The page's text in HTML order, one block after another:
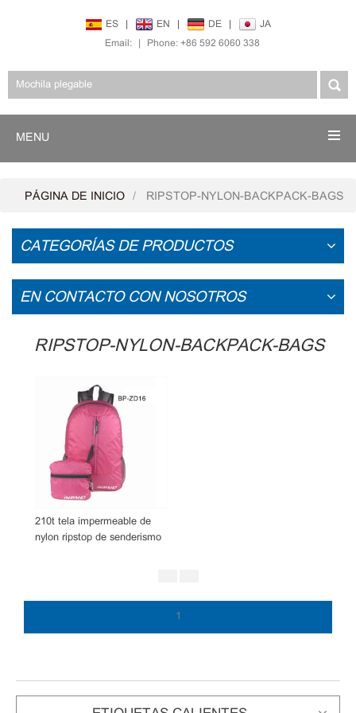
ES | EN | DE |
JA
Email: | Phone: +86 592 6060 338
MENU
PÁGINA DE INICIO RIPSTOP-NYLON-BACKPACK-BAGS
CATEGORÍAS DE PRODUCTOS
EN CONTACTO CON NOSOTROS
RIPSTOP-NYLON-BACKPACK-BAGS
210t tela impermeable de
nylon ripstop de senderismo
1